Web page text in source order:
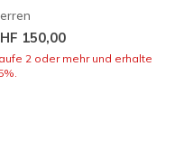
150,00
2 oder mehr und erhalte